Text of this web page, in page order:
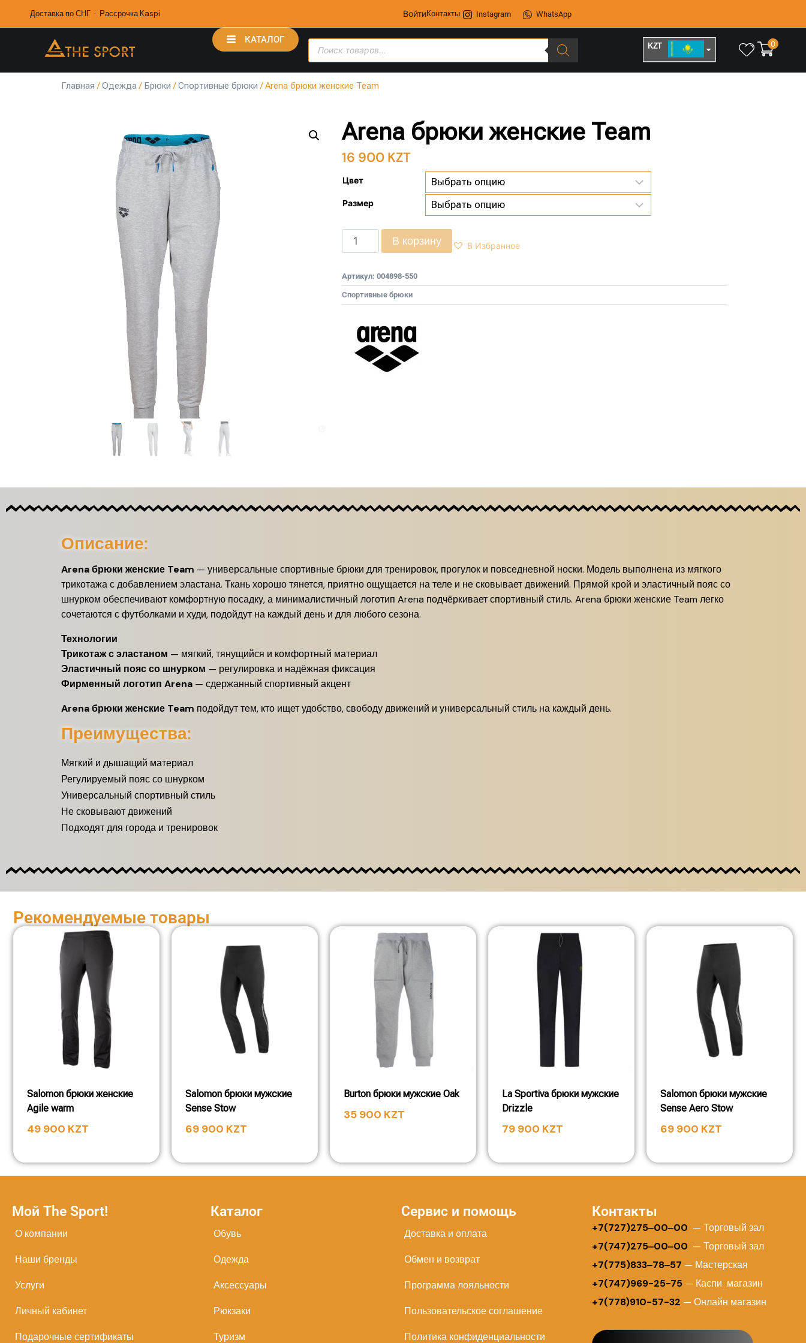
Доставка по СНГ · Рассрочка Kaspi ВойтиКонтакты Instagram WhatsApp
КАТАЛОГ
KZT 0
Главная /Одежда/ Брюки /Спортивные брюки / Arena брюки женские Team
Arena брюки женские Team
16 900 KZT
Цвет
Размер
В корзину В Избранное
Артикул: 004898-550
Спортивные брюки
Описание:
Arena брюки женские Team — универсальные спортивные брюки для тренировок, прогулок и повседневной носки. Модель выполнена из мягкого
трикотажа с добавлением эластана. Ткань хорошо тянется, приятно ощущается на теле и не сковывает движений. Прямой крой и эластичный пояс со
шнурком обеспечивают комфортную посадку, а минималистичный логотип Arena подчёркивает спортивный стиль. Arena брюки женские Team легко
сочетаются с футболками и худи, подойдут на каждый день и для любого сезона.
Технологии
Трикотаж с эластаном — мягкий, тянущийся и комфортный материал
Эластичный пояс со шнурком — регулировка и надёжная фиксация
Фирменный логотип Arena — сдержанный спортивный акцент
Arena брюки женские Team подойдут тем, кто ищет удобство, свободу движений и универсальный стиль на каждый день.
Преимущества:
Мягкий и дышащий материал
Регулируемый пояс со шнурком
Универсальный спортивный стиль
Не сковывают движений
Подходят для города и тренировок
Рекомендуемые товары
Salomon брюки женские
Agile warm
49 900 KZT
Salomon брюки мужские
Sense Stow
69 900 KZT
Burton брюки мужские Oak
35 900 KZT
La Sportiva брюки мужские
Drizzle
79 900 KZT
Salomon брюки мужские
Sense Aero Stow
69 900 KZT
Мой The Sport!
О компании
Наши бренды
Услуги
Личный кабинет
Подарочные сертификаты
Каталог
Обувь
Одежда
Аксессуары
Рюкзаки
Туризм
Сервис и помощь
Доставка и оплата
Обмен и возврат
Программа лояльности
Пользовательское соглашение
Политика конфиденциальности
Контакты
+7(727)275‒00‒00 — Торговый зал
+7(747)275‒00‒00 — Торговый зал
+7(775)833‒78‒57 — Мастерская
+7(747)969-25-75— Каспи магазин
+7(778)910-57-32 — Онлайн магазин